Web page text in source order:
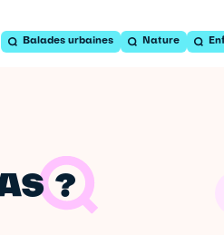
Balades urbaines Nature
?